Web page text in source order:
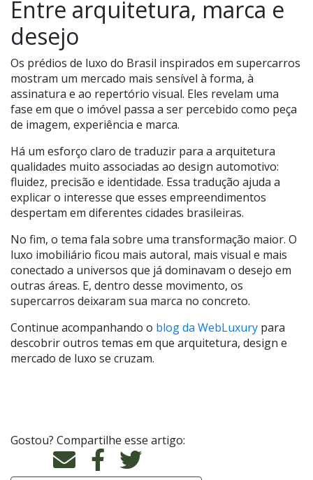
Entre arquitetura, marca e
desejo
Os prédios de luxo do Brasil inspirados em supercarros
mostram um mercado mais sensível à forma, à
assinatura e ao repertório visual. Eles revelam uma
fase em que o imóvel passa a ser percebido como peça
de imagem, experiência e marca.
Há um esforço claro de traduzir para a arquitetura
qualidades muito associadas ao design automotivo:
fluidez, precisão e identidade. Essa tradução ajuda a
explicar o interesse que esses empreendimentos
despertam em diferentes cidades brasileiras.
No fim, o tema fala sobre uma transformação maior. O
luxo imobiliário ficou mais autoral, mais visual e mais
conectado a universos que já dominavam o desejo em
outras áreas. E, dentro desse movimento, os
supercarros deixaram sua marca no concreto.
Continue acompanhando o blog da WebLuxury para
descobrir outros temas em que arquitetura, design e
mercado de luxo se cruzam.
Gostou? Compartilhe esse artigo: